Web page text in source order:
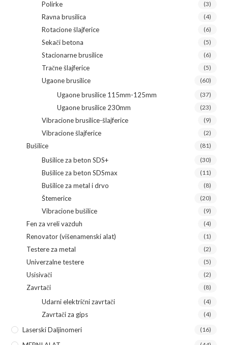
Polirke (3)
Ravna brusilica (4)
Rotacione šlajferice (6)
Sekači betona (5)
Stacionarne brusilice (6)
Tračne šlajferice (5)
Ugaone brusilice (60)
Ugaone brusilice 115mm-125mm (37)
Ugaone brusilice 230mm (23)
Vibracione brusilice-šlajferice (9)
Vibracione šlajferice (2)
Bušilice (81)
Bušilice za beton SDS+ (30)
Bušilice za beton SDSmax (11)
Bušilice za metal i drvo (8)
Štemerice (20)
Vibracione bušilice (9)
Fen za vreli vazduh (4)
Renovator (višenamenski alat) (1)
Testere za metal (2)
Univerzalne testere (5)
Usisivači (2)
Zavrtači (8)
Udarni električni zavrtači (4)
Zavrtači za gips (4)
Laserski Daljinomeri (16)